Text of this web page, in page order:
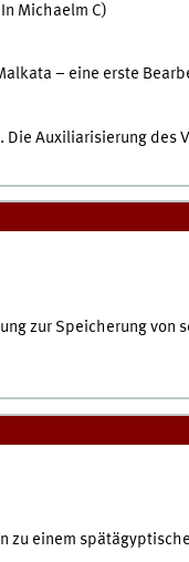
Michaelm C)
– eine erste
Auxiliarisierung des
zur Speicherung
zu einem